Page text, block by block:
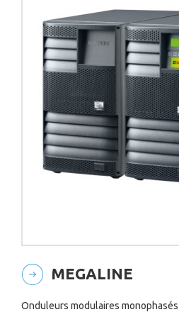
MEGALINE
Onduleurs modulaires